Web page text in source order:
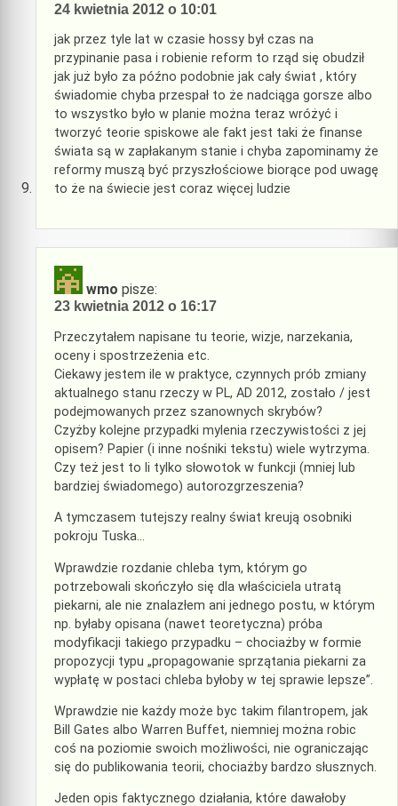
24 kwietnia 2012 o 10:01
jak przez tyle lat w czasie hossy był czas na
przypinanie pasa i robienie reform to rząd się obudził
jak już było za późno podobnie jak cały świat , który
świadomie chyba przespał to że nadciąga gorsze albo
to wszystko było w planie można teraz wróżyć i
tworzyć teorie spiskowe ale fakt jest taki że finanse
świata są w zapłakanym stanie i chyba zapominamy że
reformy muszą być przyszłościowe biorące pod uwagę
to że na świecie jest coraz więcej ludzie
wmo pisze:
23 kwietnia 2012 o 16:17
Przeczytałem napisane tu teorie, wizje, narzekania,
oceny i spostrzeżenia etc.
Ciekawy jestem ile w praktyce, czynnych prób zmiany
aktualnego stanu rzeczy w PL, AD 2012, zostało / jest
podejmowanych przez szanownych skrybów?
Czyżby kolejne przypadki mylenia rzeczywistości z jej
opisem? Papier (i inne nośniki tekstu) wiele wytrzyma.
Czy też jest to li tylko słowotok w funkcji (mniej lub
bardziej świadomego) autorozgrzeszenia?
A tymczasem tutejszy realny świat kreują osobniki
pokroju Tuska…
Wprawdzie rozdanie chleba tym, którym go
potrzebowali skończyło się dla właściciela utratą
piekarni, ale nie znalazłem ani jednego postu, w którym
np. byłaby opisana (nawet teoretyczna) próba
modyfikacji takiego przypadku – chociażby w formie
propozycji typu „propagowanie sprzątania piekarni za
wypłatę w postaci chleba byłoby w tej sprawie lepsze”.
Wprawdzie nie każdy może byc takim filantropem, jak
Bill Gates albo Warren Buffet, niemniej można robic
coś na poziomie swoich możliwości, nie ograniczając
się do publikowania teorii, chociażby bardzo słusznych.
Jeden opis faktycznego działania, które dawałoby